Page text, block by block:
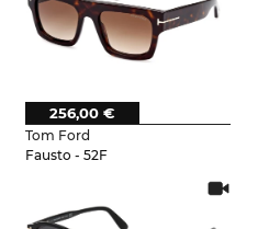
Tom Ford
Fausto - 52F
256,00 €